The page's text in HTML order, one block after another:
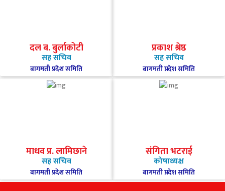
दल ब. बुर्लाकोटी
सह सचिव
बागमती प्रदेश समिति
प्रकाश श्रेष्ठ
सह सचिव
बागमती प्रदेश समिति
माधव प्र. लामिछाने
सह सचिव
बागमती प्रदेश समिति
संगिता भटराई
कोषाध्यक्ष
बागमती प्रदेश समिति